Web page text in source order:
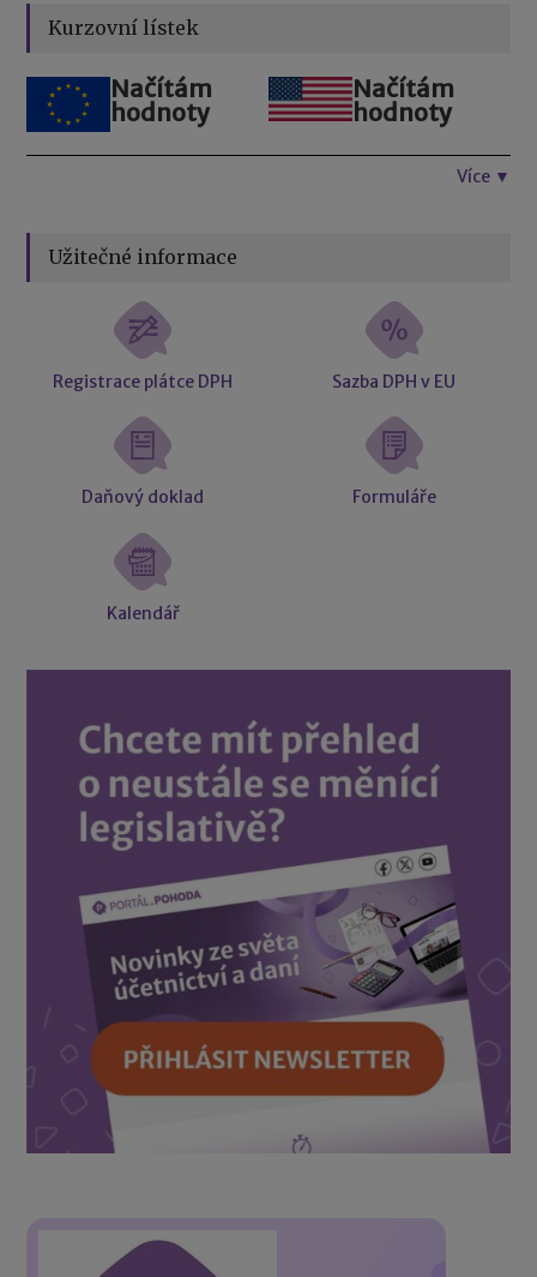
Kurzovní lístek
Načítám
hodnoty
Načítám
hodnoty
Více ▼
Užitečné informace
Registrace plátce DPH Sazba DPH v EU
Daňový doklad Formuláře
Kalendář